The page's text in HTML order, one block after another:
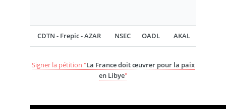
CDTN - Frepic - AZAR NSEC OADL AKAL
Signer la pétition "La France doit œuvrer pour la paix
en Libye"